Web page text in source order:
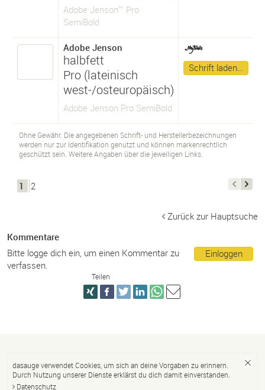
Adobe Jenson™ Pro
SemiBold
Adobe Jenson
halbfett
Pro (lateinisch
west-/osteuropäisch)
Adobe Jenson Pro SemiBold
Schrift laden…
Ohne Gewähr. Die angegebenen Schrift- und Herstellerbezeichnungen
werden nur zur Identifikation genutzt und können markenrechtlich
geschützt sein. Weitere Angaben über die jeweiligen Links.
1 2
Zurück zur Hauptsuche
Kommentare
Einloggen
Bitte logge dich ein, um einen Kommentar zu
verfassen.
Teilen
dasauge verwendet Cookies, um sich an deine Vorgaben zu erinnern.
Durch Nutzung unserer Dienste erklärst du dich damit einverstanden.
Datenschutz